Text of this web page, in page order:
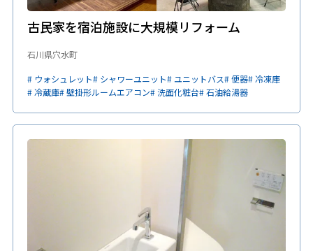
古民家を宿泊施設に大規模リフォーム
石川県穴水町
# ウォシュレット# シャワーユニット# ユニットバス# 便器# 冷凍庫
# 冷蔵庫# 壁掛形ルームエアコン# 洗面化粧台# 石油給湯器